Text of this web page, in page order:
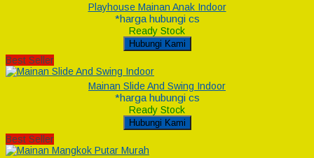
Playhouse Mainan Anak Indoor
*harga hubungi cs
Ready Stock
Hubungi Kami
Best Seller
Mainan Slide And Swing Indoor
*harga hubungi cs
Ready Stock
Hubungi Kami
Best Seller